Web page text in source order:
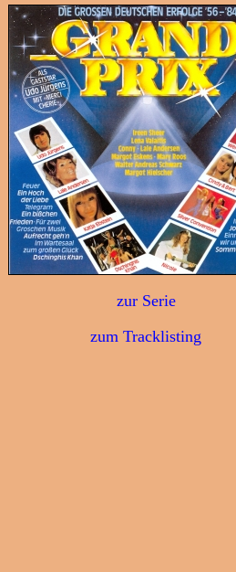
zur Serie
zum Tracklisting